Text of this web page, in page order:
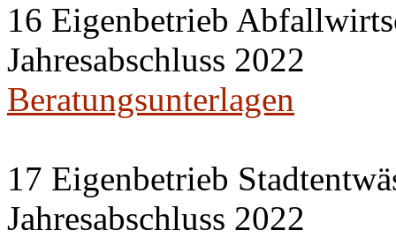
16 Eigenbetrieb
Jahresabschluss 2022
Beratungsunterlagen
17 Eigenbetrieb
Jahresabschluss 2022